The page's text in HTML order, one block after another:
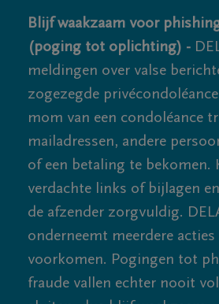
Blijf waakzaam voor
(poging tot oplichting) -
meldingen over valse
zogezegde
mom van een condoléance
mailadressen, andere
of een betaling te bekomen.
verdachte links of bijlagen
de afzender zorgvuldig.
onderneemt meerdere
voorkomen. Pogingen tot
fraude vallen echter nooit